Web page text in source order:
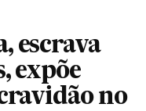
escrava
expõe
no